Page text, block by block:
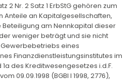
2 Nr. 2 Satz 1 ErbStG gehören zum
Anteile an Kapitalgesellschaften,
am Nennkapital dieser
weniger beträgt und sie nicht
eines
Finanzdienstleistungsinstitutes im
1a des Kreditwesengesetzes i.d.F.
09.09.1998 (BGBl I 1998, 2776),